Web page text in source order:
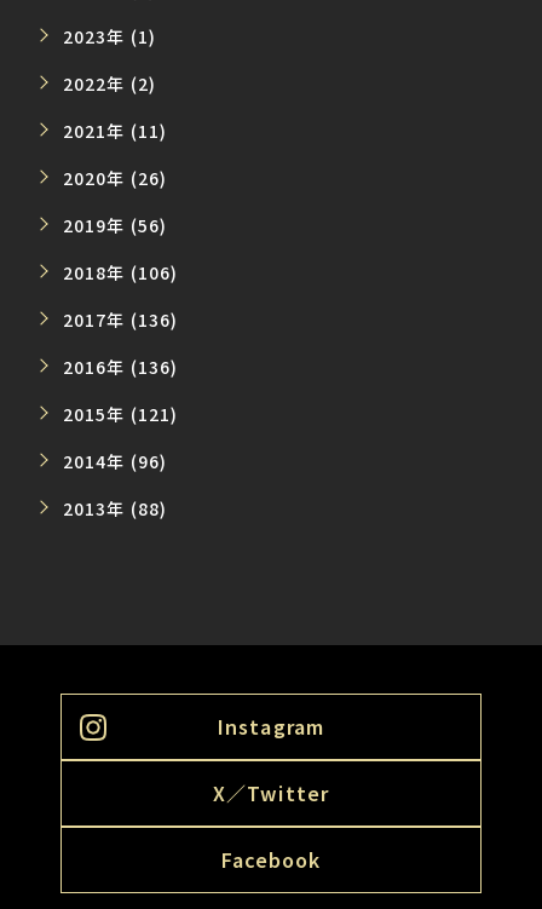
2023年 (1)
2022年 (2)
2021年 (11)
2020年 (26)
2019年 (56)
2018年 (106)
2017年 (136)
2016年 (136)
2015年 (121)
2014年 (96)
2013年 (88)
Instagram
X／Twitter
Facebook